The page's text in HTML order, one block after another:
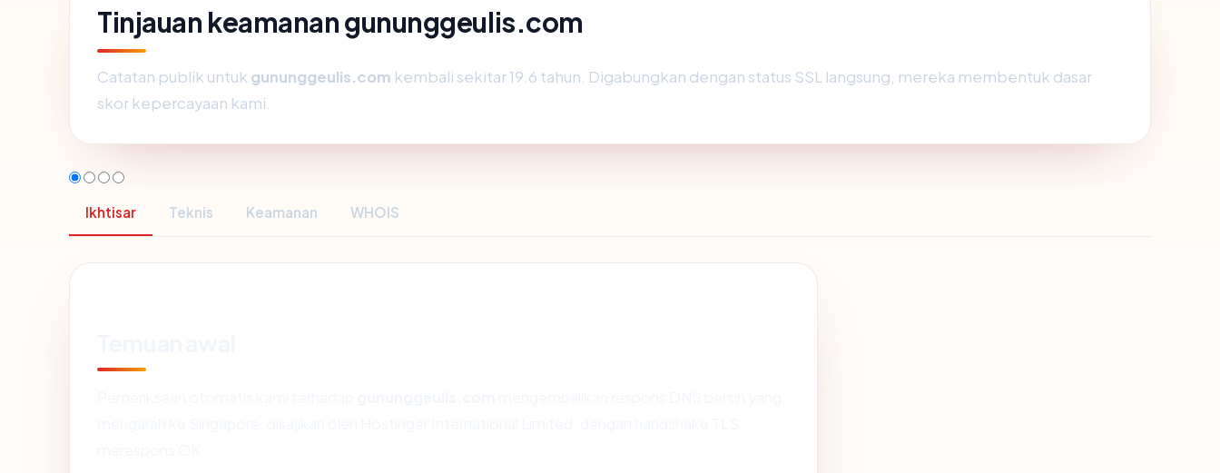
Tinjauan keamanan gununggeulis.com
Catatan publik untuk gununggeulis.com kembali sekitar 19.6 tahun. Digabungkan dengan status SSL langsung, mereka membentuk dasar
skor kepercayaan kami.
Ikhtisar Teknis Keamanan WHOIS